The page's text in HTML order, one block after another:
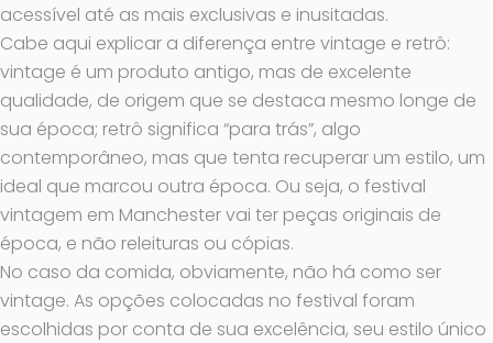
acessível até as mais exclusivas e inusitadas.
Cabe aqui explicar a diferença entre vintage e retrô:
vintage é um produto antigo, mas de excelente
qualidade, de origem que se destaca mesmo longe de
sua época; retrô significa “para trás”, algo
contemporâneo, mas que tenta recuperar um estilo, um
ideal que marcou outra época. Ou seja, o festival
vintagem em Manchester vai ter peças originais de
época, e não releituras ou cópias.
No caso da comida, obviamente, não há como ser
vintage. As opções colocadas no festival foram
escolhidas por conta de sua excelência, seu estilo único